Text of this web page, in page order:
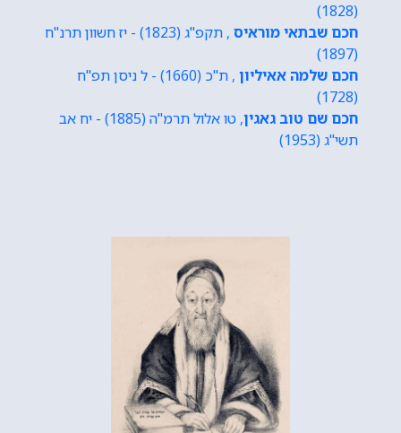
(1828)
חכם שבתאי מוראיס
, תקפ"ג (1823) - יז חשוון תרנ"ח
(1897)
חכם שלמה אאיליון
, ת"כ (1660) - ל ניסן תפ"ח
(1728)
חכם שם טוב גאגין
, טו אלול תרמ"ה (1885) - יח אב
תשי"ג (1953)